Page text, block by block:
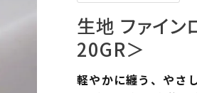
生地 ファイン
20GR＞
軽やかに纏う、やさ